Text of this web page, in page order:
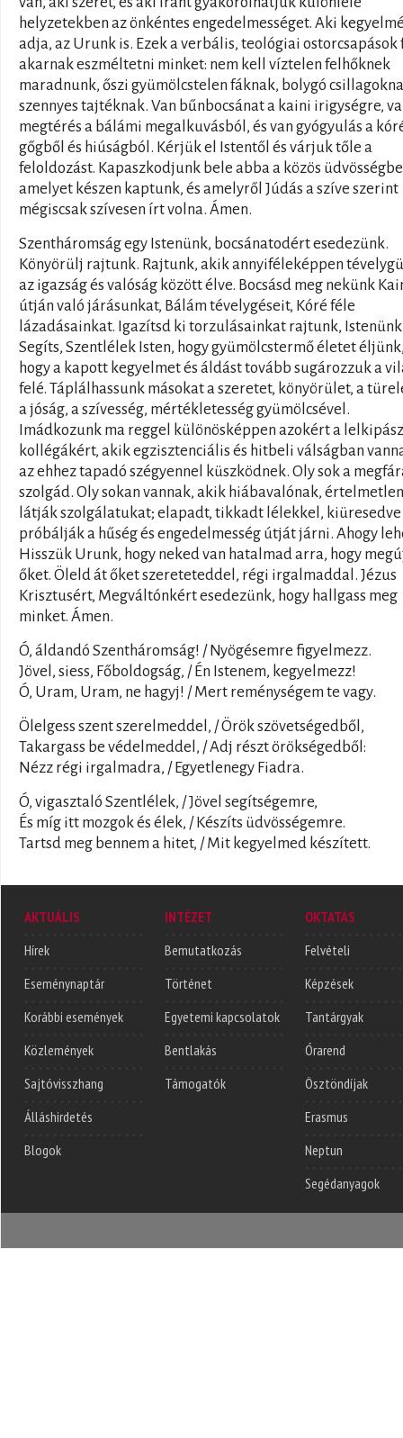
helyzetekben az önkéntes engedelmességet. Aki
adja, az Urunk is. Ezek a verbális, teológiai ostorcsapások
akarnak eszméltetni minket: nem kell víztelen felhőknek
maradnunk, őszi gyümölcstelen fáknak, bolygó
szennyes tajtéknak. Van bűnbocsánat a kaini irigységre,
megtérés a bálámi megalkuvásból, és van gyógyulás a
gőgből és hiúságból. Kérjük el Istentől és várjuk tőle a
feloldozást. Kapaszkodjunk bele abba a közös
amelyet készen kaptunk, és amelyről Júdás a szíve szerint
mégiscsak szívesen írt volna. Ámen.
Szentháromság egy Istenünk, bocsánatodért esedezünk.
Könyörülj rajtunk. Rajtunk, akik annyiféleképpen
az igazság és valóság között élve. Bocsásd meg nekünk
útján való járásunkat, Bálám tévelygéseit, Kóré féle
lázadásainkat. Igazítsd ki torzulásainkat rajtunk,
Segíts, Szentlélek Isten, hogy gyümölcstermő életet
hogy a kapott kegyelmet és áldást tovább sugározzuk a
felé. Táplálhassunk másokat a szeretet, könyörület, a
a jóság, a szívesség, mértékletesség gyümölcsével.
Imádkozunk ma reggel különösképpen azokért a
kollégákért, akik egzisztenciális és hitbeli válságban
az ehhez tapadó szégyennel küszködnek. Oly sok a
szolgád. Oly sokan vannak, akik hiábavalónak,
látják szolgálatukat; elapadt, tikkadt lélekkel, kiüresedve
próbálják a hűség és engedelmesség útját járni. Ahogy
Hisszük Urunk, hogy neked van hatalmad arra, hogy
őket. Öleld át őket szereteteddel, régi irgalmaddal. Jézus
Krisztusért, Megváltónkért esedezünk, hogy hallgass meg
minket. Ámen.
Ó, áldandó Szentháromság! / Nyögésemre figyelmezz.
Jövel, siess, Főboldogság, / Én Istenem, kegyelmezz!
Ó, Uram, Uram, ne hagyj! / Mert reménységem te vagy.
Ölelgess szent szerelmeddel, / Örök szövetségedből,
Takargass be védelmeddel, / Adj részt örökségedből:
Nézz régi irgalmadra, / Egyetlenegy Fiadra.
Ó, vigasztaló Szentlélek, / Jövel segítségemre,
És míg itt mozgok és élek, / Készíts üdvösségemre.
Tartsd meg bennem a hitet, / Mit kegyelmed készített.
AKTUÁLIS
Hírek
Eseménynaptár
Korábbi események
Közlemények
Sajtóvisszhang
Álláshirdetés
Blogok
INTÉZET
Bemutatkozás
Történet
Egyetemi kapcsolatok
Bentlakás
Támogatók
OKTATÁS
Felvételi
Képzések
Tantárgyak
Órarend
Ösztöndíjak
Erasmus
Neptun
Segédanyagok